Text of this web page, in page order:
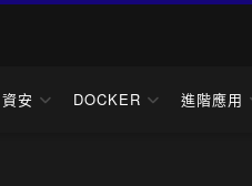
資安 DOCKER 進階應用